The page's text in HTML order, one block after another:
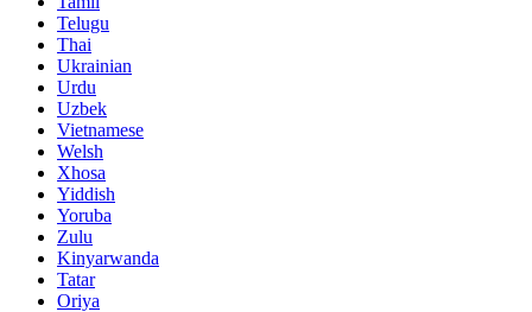
Telugu
Thai
Ukrainian
Urdu
Uzbek
Vietnamese
Welsh
Xhosa
Yiddish
Yoruba
Zulu
Kinyarwanda
Tatar
Oriya